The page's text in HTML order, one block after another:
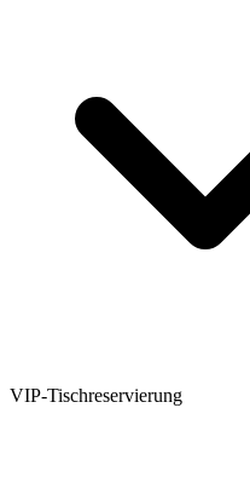
VIP-Tischreservierung